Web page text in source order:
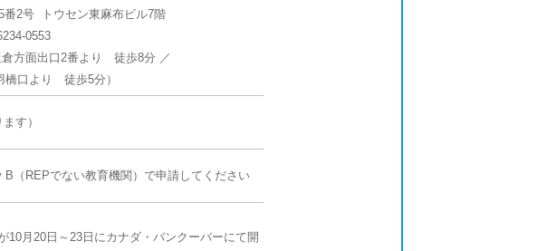
番2号 トウセン東麻布ビル7階
0553
方面出口2番より 徒歩8分 ／
口より 徒歩5分）
す）
（REPでない教育機関）で申請してください
10月20日～23日にカナダ・バンクーバーにて開